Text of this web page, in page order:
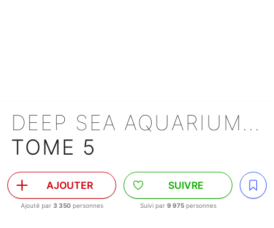
DEEP SEA AQUARIUM MAGMELL
TOME 5
AJOUTER
Ajouté par 3 350personnes
SUIVRE
Suivi par 9 975personnes